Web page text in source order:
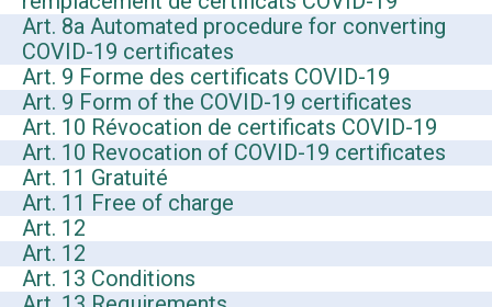
Art. 8a Automated procedure for converting
COVID-19 certificates
Art. 9 Forme des certificats COVID-19
Art. 9 Form of the COVID-19 certificates
Art. 10 Révocation de certificats COVID-19
Art. 10 Revocation of COVID-19 certificates
Art. 11 Gratuité
Art. 11 Free of charge
Art. 12
Art. 12
Art. 13 Conditions